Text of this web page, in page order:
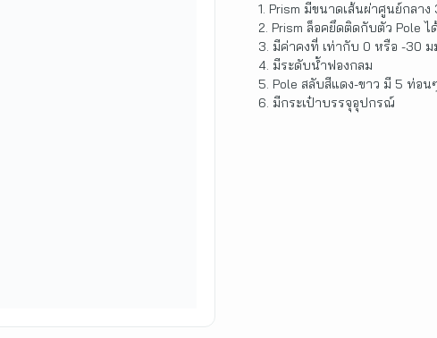
1. Prism มีขนาดเส้นผ่าศูนย์กลาง
2. Prism ล็อคยึดติดกับตัว Pole ไ
3. มีค่าคงที่ เท่ากับ 0 หรือ -30 ม
4. มีระดับน้ำฟองกลม
5. Pole สลับสีแดง-ขาว มี 5 ท่อน
6. มีกระเป๋าบรรจุอุปกรณ์